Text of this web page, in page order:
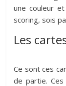
une couleur
scoring, sois
Les
Ce sont ces
de partie.